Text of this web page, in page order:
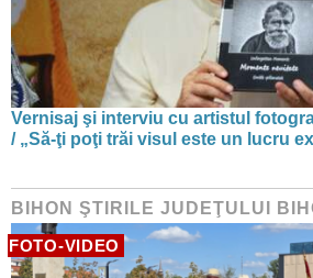
Vernisaj şi interviu cu artistul
/ „Să-ţi poţi trăi visul este un lucru
BIHON ŞTIRILE JUDEŢULUI
FOTO-VIDEO